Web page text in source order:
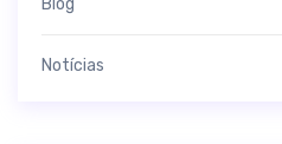
Notícias